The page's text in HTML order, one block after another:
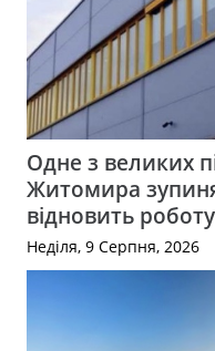
Одне з великих
Житомира
відновить
Неділя, 9 Серпня, 2026